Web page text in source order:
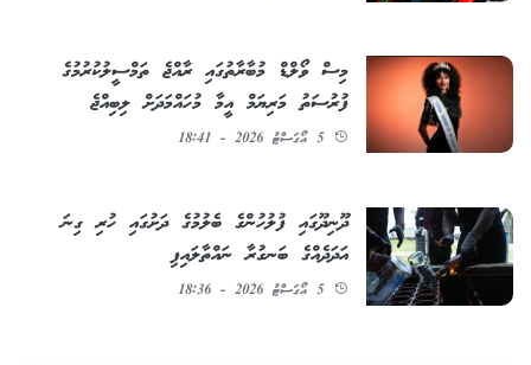
މިސް ވޯލްޑް މުބާރާތުގައި ރާއްޖެ ތަމްސީލުކުރުމުގެ
ފުރުސަތު މަރިޔަމް އީމާ މުހައްމަދަށް ލިބިއްޖެ
5 އޯގަސްޓު 2026 - 18:41
ދޫނިދޫގައި ފުލުހުންގެ ބެލުމުގެ ދަށުގައި ހުރި ގިނަ
އަދަދެއްގެ ބަނގުރާ ނައްތާލައިފި
5 އޯގަސްޓު 2026 - 18:36